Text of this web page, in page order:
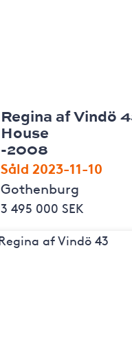
Regina af Vindö
House
-2008
Såld 2023-11-10
Gothenburg
3 495 000 SEK